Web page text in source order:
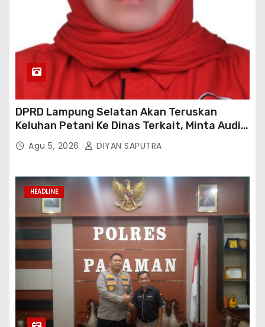
DPRD Lampung Selatan Akan Teruskan
Keluhan Petani Ke Dinas Terkait, Minta Audit
Penyaluran Pupuk Bersubsidi Di Desa Budi
Lestari
Agu 5, 2026 DIYAN SAPUTRA
HEADLINE